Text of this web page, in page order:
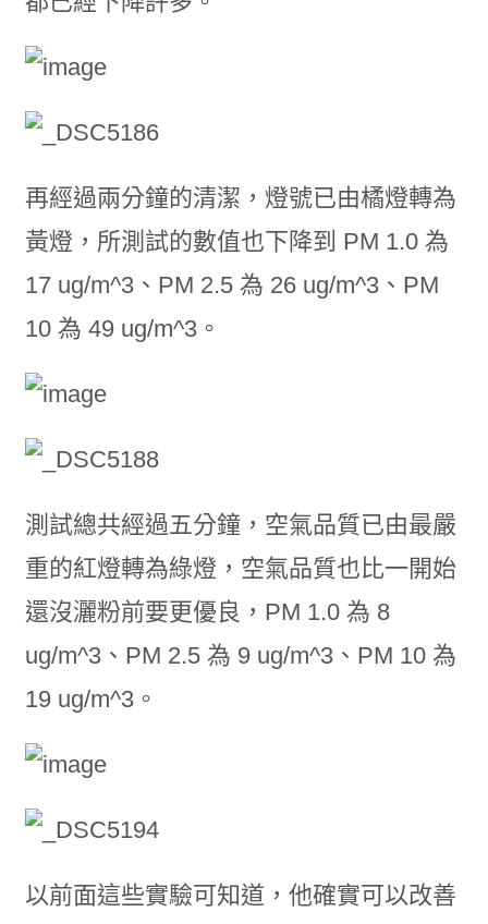
再經過兩分鐘的清潔，燈號已由橘燈轉為
黃燈，所測試的數值也下降到 PM 1.0 為
17 ug/m^3、PM 2.5 為 26 ug/m^3、PM
10 為 49 ug/m^3。
測試總共經過五分鐘，空氣品質已由最嚴
重的紅燈轉為綠燈，空氣品質也比一開始
還沒灑粉前要更優良，PM 1.0 為 8
ug/m^3、PM 2.5 為 9 ug/m^3、PM 10 為
19 ug/m^3。
以前面這些實驗可知道，他確實可以改善